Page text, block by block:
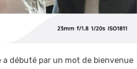
débuté par un mot de bienvenue